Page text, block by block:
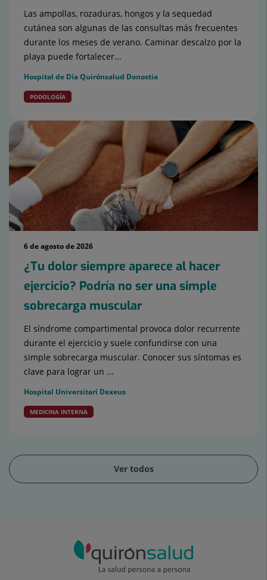
Las ampollas, rozaduras, hongos y la sequedad
cutánea son algunas de las consultas más frecuentes
durante los meses de verano. Caminar descalzo por la
playa puede fortalecer...
Hospital de Día Quirónsalud Donostia
PODOLOGÍA
6 de agosto de 2026
¿Tu dolor siempre aparece al hacer
ejercicio? Podría no ser una simple
sobrecarga muscular
El síndrome compartimental provoca dolor recurrente
durante el ejercicio y suele confundirse con una
simple sobrecarga muscular. Conocer sus síntomas es
clave para lograr un ...
Hospital Universitari Dexeus
MEDICINA INTERNA
Ver todos